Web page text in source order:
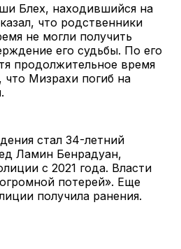
Блех, находившийся на
что родственники
не могли получить
его судьбы. По его
продолжительное время
Мизрахи погиб на
стал 34-летний
Ламин Бенрадуан,
с 2021 года. Власти
потерей». Еще
получила ранения.